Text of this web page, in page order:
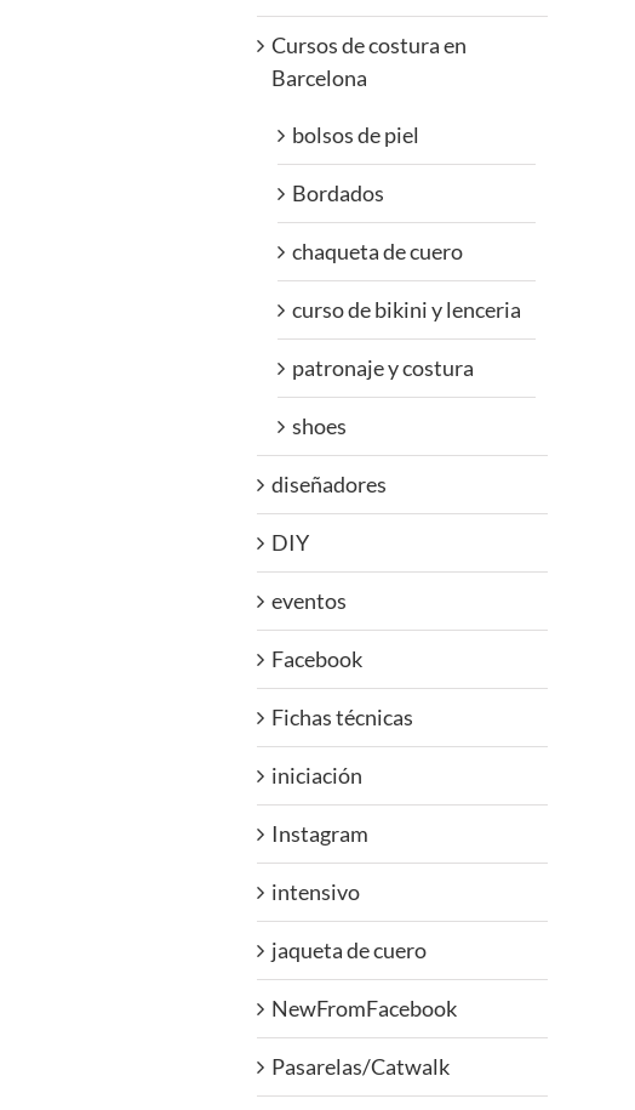
Cursos de costura en
Barcelona
bolsos de piel
Bordados
chaqueta de cuero
curso de bikini y lenceria
patronaje y costura
shoes
diseñadores
DIY
eventos
Facebook
Fichas técnicas
iniciación
Instagram
intensivo
jaqueta de cuero
NewFromFacebook
Pasarelas/Catwalk